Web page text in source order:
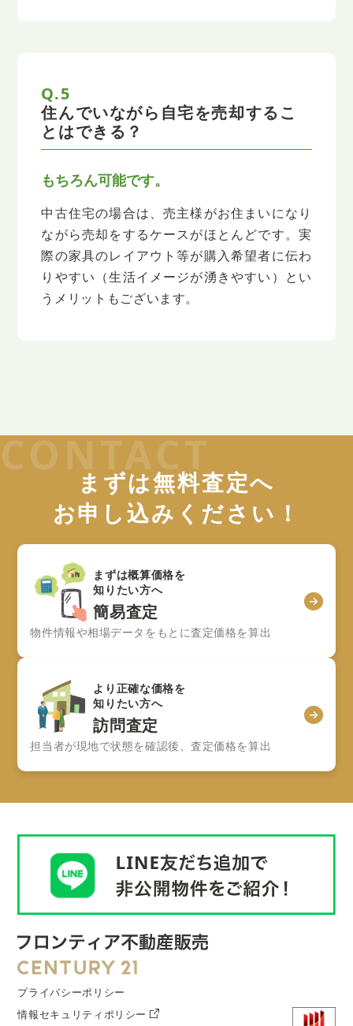
Q.5
住んでいながら自宅を売却するこ
とはできる？
もちろん可能です。
中古住宅の場合は、売主様がお住まいになり
ながら売却をするケースがほとんどです。 実
際の家具のレイアウト等が購入希望者に伝わ
りやすい（生活イメージが湧きやすい）とい
うメリットもございます。
まずは無料査定へ
お申し込みください！
まずは概算価格を
知りたい方へ
簡易査定
物件情報や相場データをもとに査定価格を算出
より正確な価格を
知りたい方へ
訪問査定
担当者が現地で状態を確認後、査定価格を算出
プライバシーポリシー
情報セキュリティポリシー